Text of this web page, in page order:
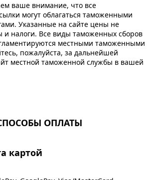
ваше внимание, что все
могут облагаться таможенными
Указанные на сайте цены не
налоги. Все виды таможенных сборов
местными таможенными
пожалуйста, за дальнейшей
местной таможенной службы в вашей
ОПЛАТЫ
картой